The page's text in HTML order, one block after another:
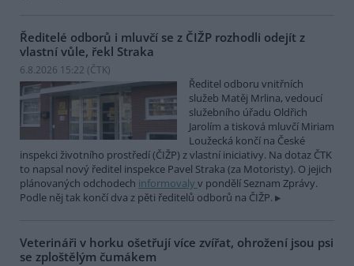
Ředitelé odborů i mluvčí se z ČIŽP rozhodli odejít z
vlastní vůle, řekl Straka
6.8.2026 15:22 (ČTK)
Ředitel odboru vnitřních
služeb Matěj Mrlina, vedoucí
služebního úřadu Oldřich
Jarolím a tisková mluvčí Miriam
Loužecká končí na České
inspekci životního prostředí (ČIŽP) z vlastní iniciativy. Na dotaz ČTK
to napsal nový ředitel inspekce Pavel Straka (za Motoristy). O jejich
plánovaných odchodech informovaly v pondělí Seznam Zprávy.
Podle něj tak končí dva z pěti ředitelů odborů na ČIŽP.
Veterináři v horku ošetřují více zvířat, ohrožení jsou psi
se zploštělým čumákem